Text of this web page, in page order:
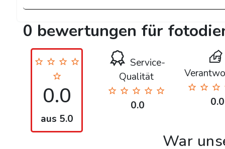
0 bewertungen für
0.0
aus 5.0
Service-
Qualität
0.0 0.0
War